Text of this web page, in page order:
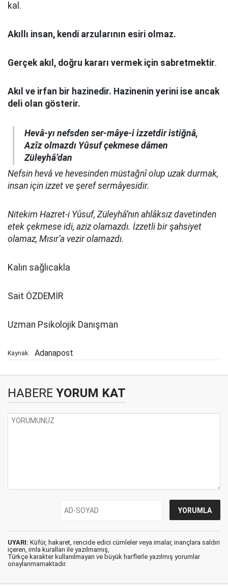
kal.
Akıllı insan, kendi arzularının esiri olmaz.
Gerçek akıl, doğru kararı vermek için sabretmektir.
Akıl ve irfan bir hazinedir. Hazinenin yerini ise ancak
deli olan gösterir.
Hevâ-yı nefsden ser-mâye-i izzetdir istiğnâ,
Azîz olmazdı Yûsuf çekmese dâmen
Züleyhâ’dan
Nefsin hevâ ve hevesinden müstağnî olup uzak durmak,
insan için izzet ve şeref sermâyesidir.
Nitekim Hazret-i Yûsuf, Züleyhâ’nın ahlâksız davetinden
etek çekmese idi, aziz olamazdı. İzzetli bir şahsiyet
olamaz, Mısır’a vezir olamazdı.
Kalın sağlıcakla
Sait ÖZDEMİR
Uzman Psikolojik Danışman
Kaynak: Adanapost
HABERE YORUM KAT
UYARI: Küfür, hakaret, rencide edici cümleler veya imalar, inançlara saldırı
içeren, imla kuralları ile yazılmamış,
Türkçe karakter kullanılmayan ve büyük harflerle yazılmış yorumlar
onaylanmamaktadır.